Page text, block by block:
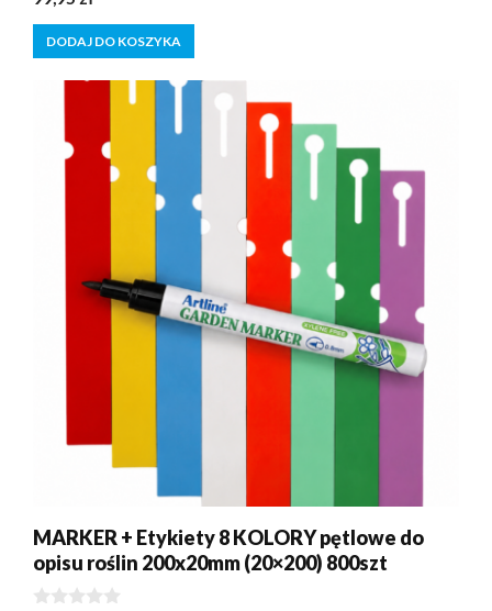
z
5
DODAJ DO KOSZYKA
MARKER + Etykiety 8 KOLORY pętlowe do
opisu roślin 200x20mm (20×200) 800szt